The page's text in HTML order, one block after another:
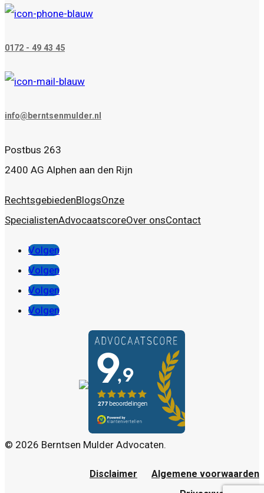
0172 - 49 43 45
info@berntsenmulder.nl
Postbus 263
2400 AG Alphen aan den Rijn
RechtsgebiedenBlogsOnze
SpecialistenAdvocaatscoreOver onsContact
Volgen
Volgen
Volgen
Volgen
© 2026 Berntsen Mulder Advocaten.
Disclaimer
Algemene voorwaarden